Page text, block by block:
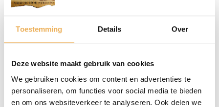
Toestemming Details Over
Deze website maakt gebruik van cookies
We gebruiken cookies om content en advertenties te
personaliseren, om functies voor social media te bieden
en om ons websiteverkeer te analyseren. Ook delen we
Beschrijving
Extra informatie
Beoordelingen (0)